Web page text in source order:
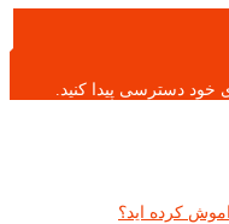
دسترسی پیدا کنید.
کرده اید؟